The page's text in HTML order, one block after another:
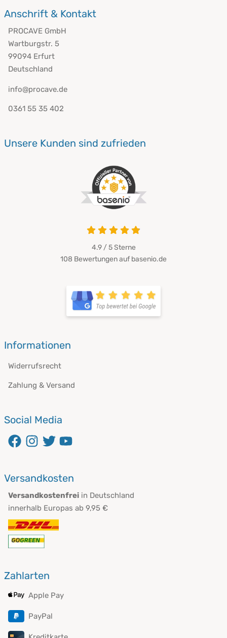
Anschrift & Kontakt
PROCAVE GmbH
Wartburgstr. 5
99094 Erfurt
Deutschland
info@procave.de
0361 55 35 402
Unsere Kunden sind zufrieden
4.9 von 5
4.9 / 5Sterne
108 Bewertungen auf basenio.de
öffnet in neuem Fenster
Informationen
Widerrufsrecht
Zahlung & Versand
Social Media
öffnet in neuem Fenster
öffnet in neuem Fenster
öffnet in neuem Fenster
Versandkosten
Versandkostenfrei in Deutschland
innerhalb Europas ab 9,95 €
Zahlarten
Apple Pay
PayPal